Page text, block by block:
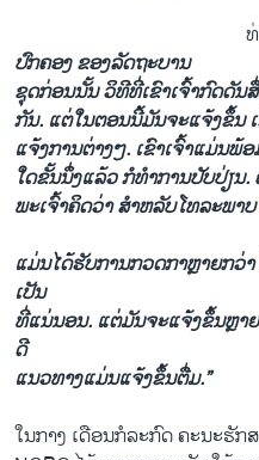
ປົກຄອງ​ ຂອງ​ລັດຖະບານ
ຊຸດ​ກ່ອນ​ນັ້ນ ວິທີ​ທີ່​ເຂົາ​ເຈົ້າກົດ​ດັນ​
ກັນ. ແຕ່​ໃນ​ຕອນ​ນີ້​ມັນ​ຈະ​ແຈ້ງຂຶ້ນ
ແຈ້ງ​ການ​ຕ່າງໆ. ​ເຂົາ​ເຈົ້າ​ແມ່ນ​ພ້
ໃດ​ຂັ້ນນຶ່ງແລ້ວ ກໍທຳ​ການ​ປັບປ່ຽນ
ພະ​ເຈົ້າຄິດ​ວ່າ ສຳ​ຫລັບ​ໂທລະພາ
ແມ່ນ​ໄດ້ຮັບການກວດກາຫຼາຍກ
ເປັນ​
ທີ່ແນ່ນອນ. ​ແຕ່​ມັນ​ຈະ​ແຈ້ງ​ຂຶ້ນຫຼາ
ດີ ​
ແນວທາງແມ່ນ​ແຈ້ງ​ຂຶ້ນຕື່ມ.”
ໃນ​ກາງ​ ເດືອນ​ກໍລະກົດ ຄະນະ​ຮັ